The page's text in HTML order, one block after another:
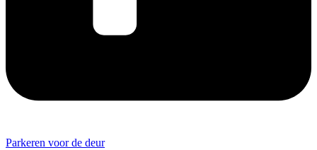
Parkeren voor de deur